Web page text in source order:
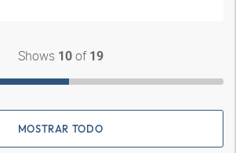
Shows 10of 19
MOSTRAR TODO